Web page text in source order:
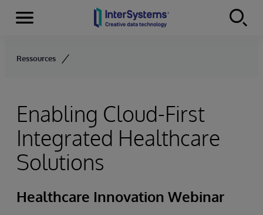
Skip to content
Menu
Ressources
Enabling Cloud-First
Integrated Healthcare
Solutions
Healthcare Innovation Webinar